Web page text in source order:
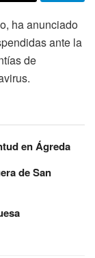
ha anunciado
ante la
de
en Ágreda
de San